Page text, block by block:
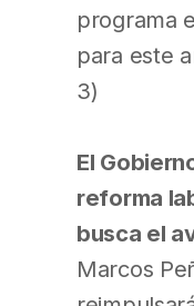
programa
para este
3)
El
reforma
busca el
Marcos